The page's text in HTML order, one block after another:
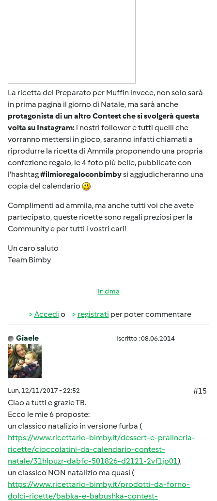
La ricetta del Preparato per Muffin invece, non solo sarà
in prima pagina il giorno di Natale, ma sarà anche
protagonista di un altro Contest che si svolgerà questa
volta su Instagram: i nostri follower e tutti quelli che
vorranno mettersi in gioco, saranno infatti chiamati a
riprodurre la ricetta di Ammila proponendo una propria
confezione regalo, le 4 foto più belle, pubblicate con
l'hashtag#ilmioregaloconbimbysi aggiudicheranno una
copia del calendario
Complimenti ad ammila, ma anche tutti voi che avete
partecipato, queste ricette sono regali preziosi per la
Community e per tutti i vostri cari!
Un caro saluto
Team Bimby
In cima
Accedi o registrati per poter commentare
Giaele Iscritto : 08.06.2014
Lun, 12/11/2017 - 22:52
#15
Ciao a tutti e grazie TB.
Ecco le mie 6 proposte:
un classico natalizio in versione furba (
https://www.ricettario-bimby.it/dessert-e-pralineria-
ricette/cioccolatini-da-calendario-contest-
natale/31hlpuzr-dabfc-501826-d2121-2vf1jp01),
un classico NON natalizio ma quasi (
https://www.ricettario-bimby.it/prodotti-da-forno-
dolci-ricette/babka-e-babushka-contest-